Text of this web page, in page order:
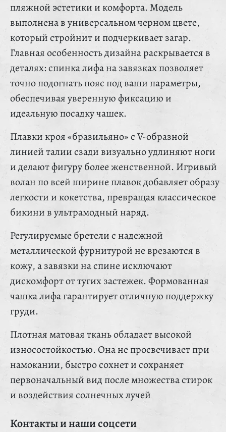
пляжной эстетики и комфорта. Модель
выполнена в универсальном черном цвете,
который стройнит и подчеркивает загар.
Главная особенность дизайна раскрывается в
деталях: спинка лифа на завязках позволяет
точно подогнать пояс под ваши параметры,
обеспечивая уверенную фиксацию и
идеальную посадку чашек.
Плавки кроя «бразильяно» с V-образной
линией талии сзади визуально удлиняют ноги
и делают фигуру более женственной. Игривый
волан по всей ширине плавок добавляет образу
легкости и кокетства, превращая классическое
бикини в ультрамодный наряд.
Регулируемые бретели с надежной
металлической фурнитурой не врезаются в
кожу, а завязки на спине исключают
дискомфорт от тугих застежек. Формованная
чашка лифа гарантирует отличную поддержку
груди.
Плотная матовая ткань обладает высокой
износостойкостью. Она не просвечивает при
намокании, быстро сохнет и сохраняет
первоначальный вид после множества стирок
и воздействия солнечных лучей
Контакты и наши соцсети